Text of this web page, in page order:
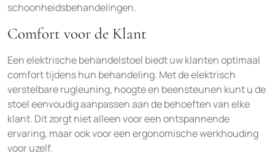
schoonheidsbehandelingen.
Comfort voor de Klant
Een elektrische behandelstoel biedt uw klanten optimaal
comfort tijdens hun behandeling. Met de elektrisch
verstelbare rugleuning, hoogte en beensteunen kunt u de
stoel eenvoudig aanpassen aan de behoeften van elke
klant. Dit zorgt niet alleen voor een ontspannende
ervaring, maar ook voor een ergonomische werkhouding
voor uzelf.